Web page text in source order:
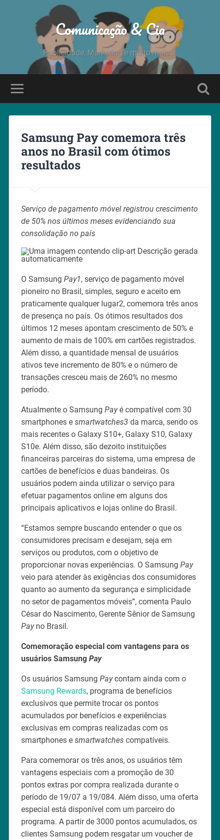
Comunicação & Cia
Publicidade, Marketing e muito mais....
Samsung Pay comemora três
anos no Brasil com ótimos
resultados
Serviço de pagamento móvel registrou crescimento
de 50% nos últimos meses evidenciando sua
consolidação no país
O Samsung Pay1, serviço de pagamento móvel
pioneiro no Brasil, simples, seguro e aceito em
praticamente qualquer lugar2, comemora três anos
de presença no país. Os ótimos resultados dos
últimos 12 meses apontam crescimento de 50% e
aumento de mais de 100% em cartões registrados.
Além disso, a quantidade mensal de usuários
ativos teve incremento de 80% e o número de
transações cresceu mais de 260% no mesmo
período.
Atualmente o Samsung Payé compatível com 30
smartphones e smartwatches3 da marca, sendo os
mais recentes o Galaxy S10+, Galaxy S10, Galaxy
S10e. Além disso, são dezoito instituições
financeiras parceiras do sistema, uma empresa de
cartões de benefícios e duas bandeiras. Os
usuários podem ainda utilizar o serviço para
efetuar pagamentos online em alguns dos
principais aplicativos e lojas online do Brasil.
“Estamos sempre buscando entender o que os
consumidores precisam e desejam, seja em
serviços ou produtos, com o objetivo de
proporcionar novas experiências. O Samsung Pay
veio para atender às exigências dos consumidores
quanto ao aumento da segurança e simplicidade
no setor de pagamentos móveis”, comenta Paulo
César do Nascimento, Gerente Sênior de Samsung
Payno Brasil.
Comemoração especial com vantagens para os
usuários Samsung Pay
Os usuários Samsung Paycontam ainda com o
Samsung Rewards, programa de benefícios
exclusivos que permite trocar os pontos
acumulados por benefícios e experiências
exclusivas em compras realizadas com os
smartphones e smartwatchescompatíveis.
Para comemorar os três anos, os usuários têm
vantagens especiais com a promoção de 30
pontos extras por compra realizada durante o
período de 19/07 a 19/084. Além disso, uma oferta
especial está disponível com um parceiro do
programa. A partir de 3000 pontos acumulados, os
clientes Samsung podem resgatar um voucher de